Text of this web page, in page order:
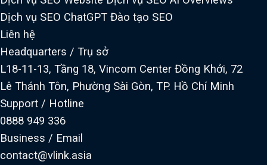
Dịch vụ SEO ChatGPT Đào tạo SEO
Liên hệ
Headquarters / Trụ sở
L18-11-13, Tầng 18, Vincom Center Đồng Khởi, 72
Lê Thánh Tôn, Phường Sài Gòn, TP. Hồ Chí Minh
Support / Hotline
0888 949 336
Business / Email
contact@vlink.asia